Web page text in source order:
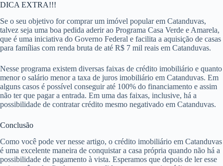
DICA EXTRA!!!
Se o seu objetivo for comprar um imóvel popular em Catanduvas,
talvez seja uma boa pedida aderir ao Programa Casa Verde e Amarela,
que é uma iniciativa do Governo Federal e facilita a aquisição de casas
para famílias com renda bruta de até R$ 7 mil reais em Catanduvas.
Nesse programa existem diversas faixas de crédito imobiliário e quanto
menor o salário menor a taxa de juros imobiliário em Catanduvas. Em
alguns casos é possível conseguir até 100% do financiamento e assim
não ter que pagar a entrada. Em uma das faixas, inclusive, há a
possibilidade de contratar crédito mesmo negativado em Catanduvas.
Conclusão
Como você pode ver nesse artigo, o crédito imobiliário em Catanduvas
é uma excelente maneira de conquistar a casa própria quando não há a
possibilidade de pagamento à vista. Esperamos que depois de ler esse